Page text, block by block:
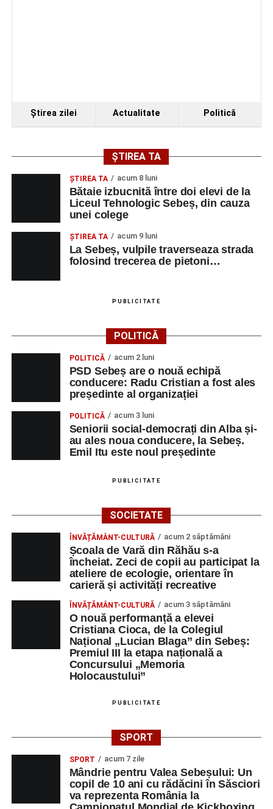
Ştirea zilei Actualitate Politică
ȘTIREA TA
ŞTIREA TA acum 8 luni
Bătaie izbucnită între doi elevi de la
Liceul Tehnologic Sebeș, din cauza
unei colege
ŞTIREA TA acum 9 luni
La Sebeș, vulpile traverseaza strada
folosind trecerea de pietoni…
PUBLICITATE
POLITICĂ
POLITICĂ acum 2 luni
PSD Sebeș are o nouă echipă
conducere: Radu Cristian a fost ales
președinte al organizației
POLITICĂ acum 3 luni
Seniorii social-democrați din Alba și-
au ales noua conducere, la Sebeș.
Emil Itu este noul președinte
PUBLICITATE
SOCIETATE
ÎNVĂȚĂMÂNT-CULTURĂ acum 2 săptămâni
Școala de Vară din Răhău s-a
încheiat. Zeci de copii au participat la
ateliere de ecologie, orientare în
carieră și activități recreative
ÎNVĂȚĂMÂNT-CULTURĂ acum 3 săptămâni
O nouă performanță a elevei
Cristiana Cioca, de la Colegiul
Național „Lucian Blaga” din Sebeș:
Premiul III la etapa națională a
Concursului „Memoria
Holocaustului”
PUBLICITATE
SPORT
SPORT acum 7 zile
Mândrie pentru Valea Sebeșului: Un
copil de 10 ani cu rădăcini în Săsciori
va reprezenta România la